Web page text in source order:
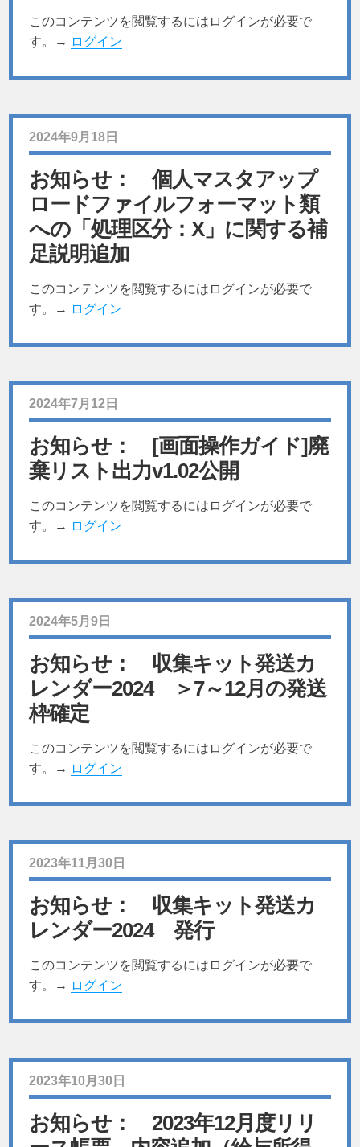
このコンテンツを閲覧するにはログインが必要で
す。→ ログイン
2024年9月18日
お知らせ： 個人マスタアップ
ロードファイルフォーマット類
への「処理区分：X」に関する補
足説明追加
このコンテンツを閲覧するにはログインが必要で
す。→ ログイン
2024年7月12日
お知らせ： [画面操作ガイド]廃
棄リスト出力v1.02公開
このコンテンツを閲覧するにはログインが必要で
す。→ ログイン
2024年5月9日
お知らせ： 収集キット発送カ
レンダー2024 ＞7～12月の発送
枠確定
このコンテンツを閲覧するにはログインが必要で
す。→ ログイン
2023年11月30日
お知らせ： 収集キット発送カ
レンダー2024 発行
このコンテンツを閲覧するにはログインが必要で
す。→ ログイン
2023年10月30日
お知らせ： 2023年12月度リリ